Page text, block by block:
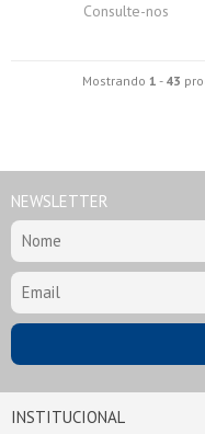
Consulte-nos
Mostrando 1 - 43
NEWSLETTER
INSTITUCIONAL